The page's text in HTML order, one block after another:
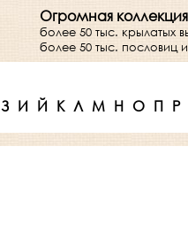
Огромная
более 50 тыс. крылатых
более 50 тыс. пословиц
З И Й К Л М Н О П Р